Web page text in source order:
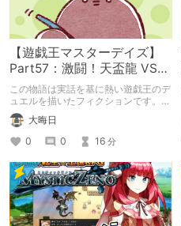
【遊戯王マスターデイズ】
Part57：激闘！天盃龍 VS
千年D【架空デュエル】
この物語は実話を基に熱い遊戯王のデ
ュエルを描いたフィクションです。
（自分用メモ：2025-05-14）
大晦日
0
0 16 分